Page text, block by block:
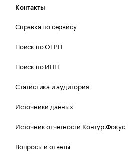
Контакты
Справка по сервису
Поиск по ОГРН
Поиск по ИНН
Статистика и аудитория
Источники данных
Источник отчетности Контур.Фокус
Вопросы и ответы